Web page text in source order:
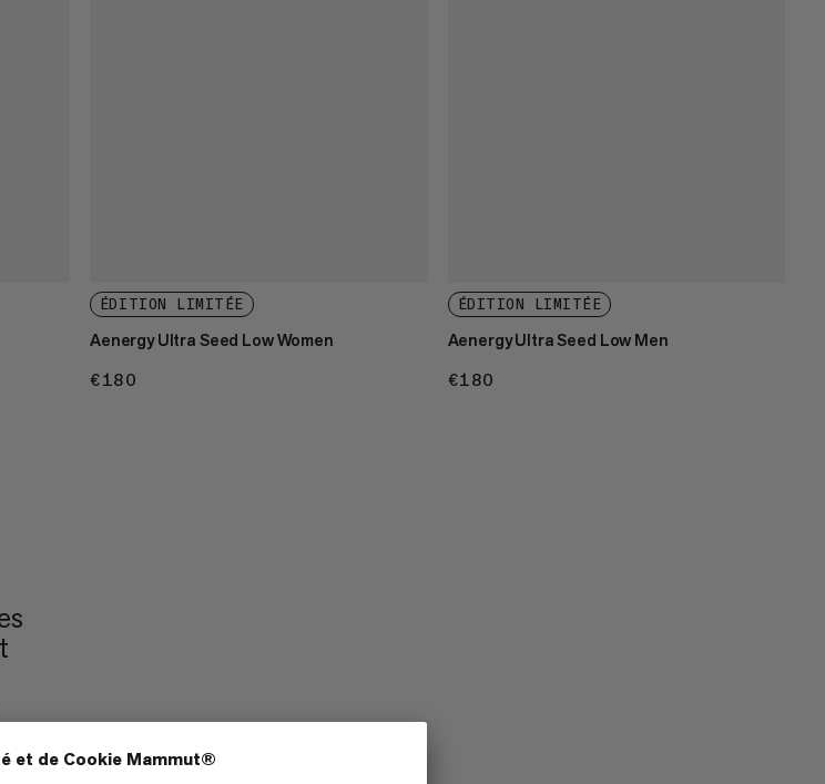
ÉDITION LIMITÉE
Aenergy Ultra Seed Low Women
€180
ÉDITION LIMITÉE
Aenergy Ultra Seed Low Men
€180